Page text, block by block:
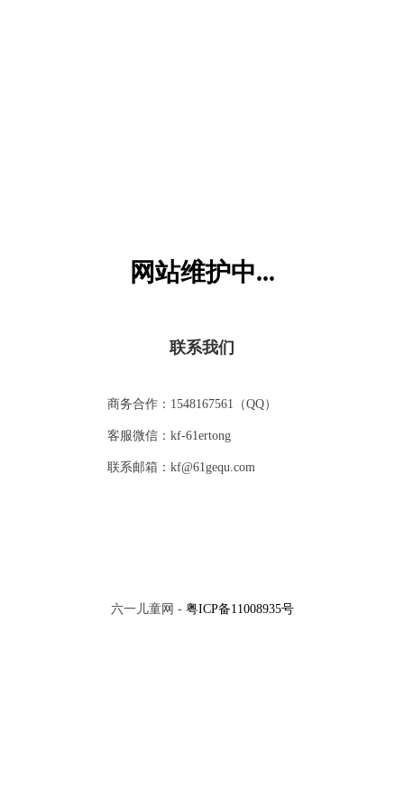
网站维护中...
联系我们
商务合作：1548167561（QQ）
客服微信：kf-61ertong
联系邮箱：kf@61gequ.com
六一儿童网 - 粤ICP备11008935号